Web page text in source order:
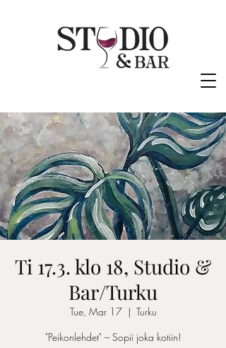
Ti 17.3. klo 18, Studio &
Bar/Turku
Tue, Mar 17
  |
Turku